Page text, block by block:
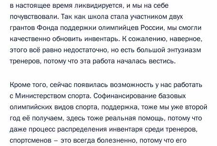
в настоящее время ликвидируется, и мы на себе
почувствовали. Так как школа стала участником двух
грантов Фонда поддержки олимпийцев России, мы смогли
качественно обновить инвентарь. К сожалению, наверное,
этого всё равно недостаточно, но есть большой энтузиазм
тренеров, потому что эта работа началась вестись.
Кроме того, сейчас появилась возможность у нас работать
с Министерством спорта. Софинансирование базовых
олимпийских видов спорта, поддержка, тоже мы уже второй
год её получаем, здесь тоже реальная помощь, потому что
даже процесс распределения инвентаря среди тренеров,
спортсменов – это всегда болезненно, потому что его